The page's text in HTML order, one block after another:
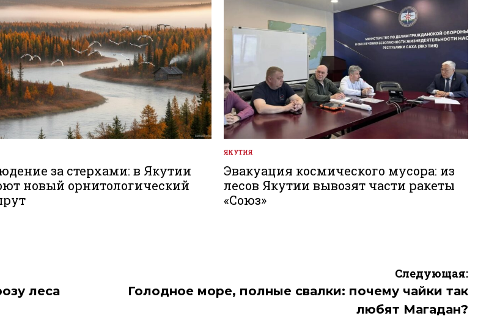
за стерхами: в Якутии
новый орнитологический
ОПУБЛИКОВАНО
В
ЯКУТИЯ
Эвакуация космического мусора: из
лесов Якутии вывозят части ракеты
«Союз»
леса
Следующая:
Голодное море, полные свалки: почему чайки так
любят Магадан?